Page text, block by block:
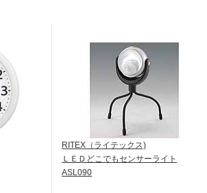
RITEX（ライテックス)
ＬＥＤどこでもセンサーライト
ASL090